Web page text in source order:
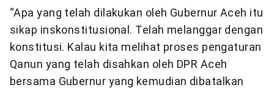
“Apa yang telah dilakukan oleh Gubernur Aceh itu
sikap inskonstitusional. Telah melanggar dengan
konstitusi. Kalau kita melihat proses pengaturan
Qanun yang telah disahkan oleh DPR Aceh
bersama Gubernur yang kemudian dibatalkan